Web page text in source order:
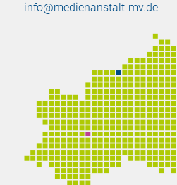
info@medienanstalt-mv.de